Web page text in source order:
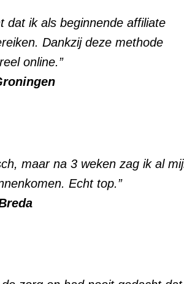
dat ik als beginnende affiliate
Dankzij deze methode
online.”
maar na 3 weken zag ik al
Echt top.”